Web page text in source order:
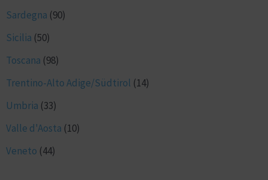
Sardegna (90)
Sicilia (50)
Toscana (98)
Trentino-Alto Adige/Südtirol (14)
Umbria (33)
Valle d'Aosta (10)
Veneto (44)